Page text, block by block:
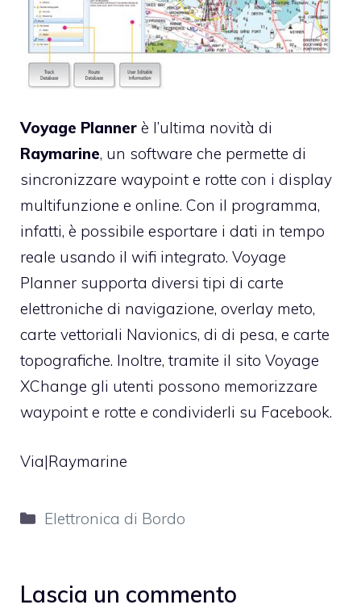
Voyage Planner è l’ultima novità di
Raymarine, un software che permette di
sincronizzare waypoint e rotte con i display
multifunzione e online. Con il programma,
infatti, è possibile esportare i dati in tempo
reale usando il wifi integrato. Voyage
Planner supporta diversi tipi di carte
elettroniche di navigazione, overlay meto,
carte vettoriali Navionics, di di pesa, e carte
topografiche. Inoltre, tramite il sito Voyage
XChange gli utenti possono memorizzare
waypoint e rotte e condividerli su Facebook.
Via|Raymarine
Categorie
Elettronica di Bordo
Lascia un commento